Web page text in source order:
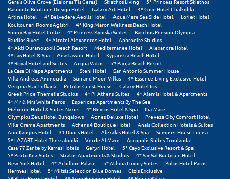
Π
Πάλαιρος
Παξοί
Παραλία Κατερίνης
Παραλία Λιτοχώρου
Παράλιο Άστρος
Πάργα
Παρνασσός
Πάρος
Racconto Boutique Design Hotel
Galaxy Art Hotel
4* Core Hotel Chalkidiki
Artina Hotel
4* Belvedere Aeolis Hotel Aqua Mare Sea Side Hotel
Loriet Hotel
Koukounari Rooms Agistri
4* King Maron Wellness Beach Hotel
Sunny Bay Hotel Crete
4* Princess Kyniska Suites
Bacchus Pension Olympia
Studios River
4* Airotel Alexandros Hotel
Aphrodite Studios
4* Akti Ouranoupoli Beach Resort
Mediterranee Hotel
Alexandra Hotel
4* Las Hotel & Spa
Anastassiou Hotel
Kyparissia Beach Hotel
4* Royal Hotel and Suites
Acqua Vatos
5* Parga Beach Resort
La Casa Di Napa Apartments
Steni Hotel
San Antonio Summer House
Villa Andreas Ammoudia
Sun and Moon Villas
4* Essence Living Exclusive Hotel
Vergina Star Lefkada
Petritis Guest House
Galaxy Hotel Ios
Greek Pride Themelis Studios
4* Pi Athens Suites
4* Alamis Hotel & Apartments
4* Mr & Mrs White Paros
Esperides Apartments By The Sea
Melidron Hotel & Suites Naxos
4* Nevros Hotel & Spa
Ilia Mare
Olympios Zeus Hotel Bungalows
Agnes Deluxe Hotel
Preveza City Comfort Hotel
Villa Orama Apartments
Athens 4 Boutique Hotel
Anais Collection Hotels & Suites
Ano Kampos Hotel
31 Doors Hotel Alexakis Hotel & Spa
Summer House Louisa
5* LAZART Hotel Thessaloniki
Verde Al Mare
Acropolis Suites Troulanda
Casa 77 Zante by Karras Hotels
Gefyri Hotel
5* Cayo Exclusive Resort & Spa
5* Porto Kea Suites
Stratos Apartments & Studios
4* SanSal Boutique Hotel
New York Hotel
4* Achillion Palace 5* Athina Luxury Suites
Polos Hotel Paros
Hermes Hotel
5* Mitsis Selection Blue Domes
Gizis Exclusive